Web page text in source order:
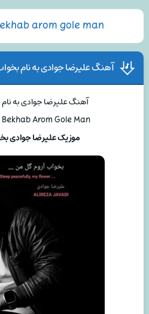
arom gole man
آهنگ علیرضا جوادی به نام
آهنگ علیرضا جوادی به
Arom Gole Man
موزیک علیرضا جوادی